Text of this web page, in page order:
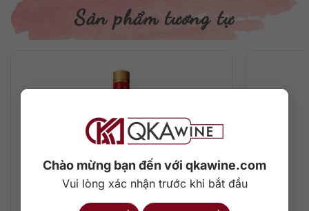
Chào mừng bạn đến với qkawine.com
Vui lòng xác nhận trước khi bắt đầu
cấp và tình hình thị trường.
Thông tin chi tiết về rượu
Thương hiệu: Eristoff
Phân loại: Vodka
Dung tích: 700 ml
Màu sắc: Trong suốt tinh tế
chế cocktail
Mô tả hương vị rượu
Sản phẩm tương tự